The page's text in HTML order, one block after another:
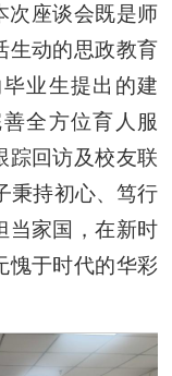
次座谈会既是师
生动的思政教育
业生提出的建
全方位育人服
踪回访及校友联
秉持初心、笃行
当家国，在新时
愧于时代的华彩